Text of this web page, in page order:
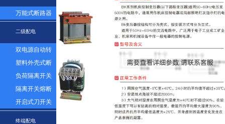
万能式断路器
二级配电
双电源自动转
换开关
塑料外壳式断
路器及漏电
负荷隔离开关
隔离开关熔断
器组
开启式刀开关
终端配电